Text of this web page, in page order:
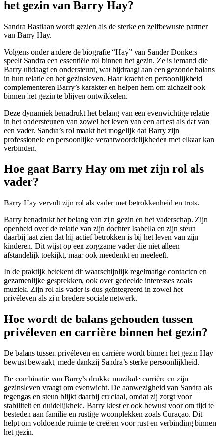
het gezin van Barry Hay?
Sandra Bastiaan wordt gezien als de sterke en zelfbewuste partner
van Barry Hay.
Volgens onder andere de biografie “Hay” van Sander Donkers
speelt Sandra een essentiële rol binnen het gezin. Ze is iemand die
Barry uitdaagt en ondersteunt, wat bijdraagt aan een gezonde balans
in hun relatie en het gezinsleven. Haar kracht en persoonlijkheid
complementeren Barry’s karakter en helpen hem om zichzelf ook
binnen het gezin te blijven ontwikkelen.
Deze dynamiek benadrukt het belang van een evenwichtige relatie
in het ondersteunen van zowel het leven van een artiest als dat van
een vader. Sandra’s rol maakt het mogelijk dat Barry zijn
professionele en persoonlijke verantwoordelijkheden met elkaar kan
verbinden.
Hoe gaat Barry Hay om met zijn rol als
vader?
Barry Hay vervult zijn rol als vader met betrokkenheid en trots.
Barry benadrukt het belang van zijn gezin en het vaderschap. Zijn
openheid over de relatie van zijn dochter Isabella en zijn steun
daarbij laat zien dat hij actief betrokken is bij het leven van zijn
kinderen. Dit wijst op een zorgzame vader die niet alleen
afstandelijk toekijkt, maar ook meedenkt en meeleeft.
In de praktijk betekent dit waarschijnlijk regelmatige contacten en
gezamenlijke gesprekken, ook over gedeelde interesses zoals
muziek. Zijn rol als vader is dus geïntegreerd in zowel het
privéleven als zijn bredere sociale netwerk.
Hoe wordt de balans gehouden tussen
privéleven en carrière binnen het gezin?
De balans tussen privéleven en carrière wordt binnen het gezin Hay
bewust bewaakt, mede dankzij Sandra’s sterke persoonlijkheid.
De combinatie van Barry’s drukke muzikale carrière en zijn
gezinsleven vraagt om evenwicht. De aanwezigheid van Sandra als
tegengas en steun blijkt daarbij cruciaal, omdat zij zorgt voor
stabiliteit en duidelijkheid. Barry kiest er ook bewust voor om tijd te
besteden aan familie en rustige woonplekken zoals Curaçao. Dit
helpt om voldoende ruimte te creëren voor rust en verbinding binnen
het gezin.